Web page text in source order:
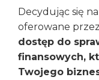
Decydując się
oferowane
dostęp do
finansowych,
Twojego